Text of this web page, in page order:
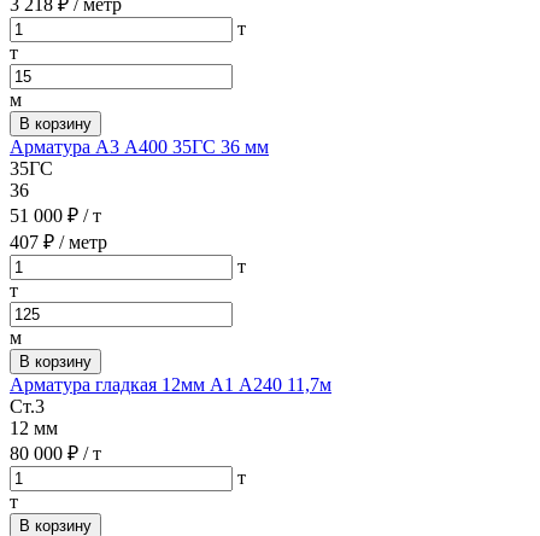
т
т
м
В корзину
Арматура А3 А400 35ГС 36 мм
35ГС
36
51 000 ₽ / т
407 ₽ / метр
т
т
м
В корзину
Арматура гладкая 12мм А1 А240 11,7м
Ст.3
12 мм
80 000 ₽ / т
т
т
В корзину